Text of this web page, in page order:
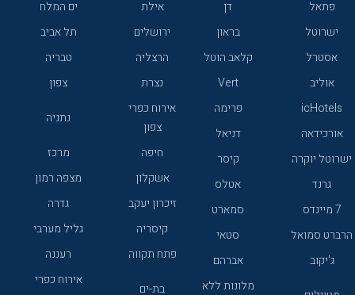
פתאל
דן
ישרוטל
בראון
אסטרל
קלאב הוטל
אוליב
Vert
icHotels
פרימה
אורכידאה
דניאל
ישרוטל יוקרה
קיסר
גרנד
אטלס
7 מיינדס
סמארט
הרברט סמואל
סטאי
ג'יקוב
אברהם
מלונות ללא
אילת
ים המלח
ירושלים
תל אביב
הרצליה
טבריה
נצרת
צפון
אירוח כפרי
צפון
נתניה
חיפה
מרכז
אשקלון
מצפה רמון
זיכרון יעקב
גדרה
קיסריה
גליל מערבי
פתח תקווה
רעננה
בת-ים
אירוח כפרי